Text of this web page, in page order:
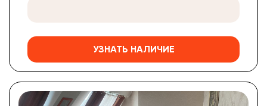
УЗНАТЬ НАЛИЧИЕ